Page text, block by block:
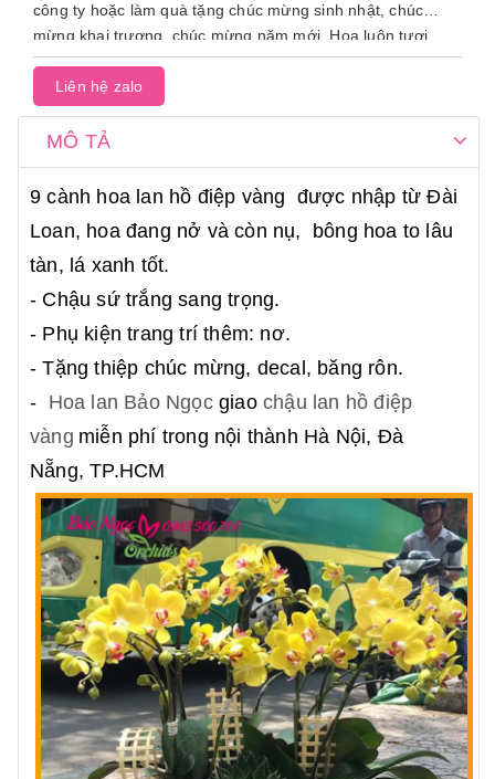
công ty hoặc làm quà tặng chúc mừng sinh nhật, chúc
mừng khai trương, chúc mừng năm mới. Hoa luôn tươi,
khỏe mạnh nên có thể sử dụng 4-6 tuần. Liên hệ với chúng
tôi để được tư vấn.
Liên hệ zalo
MÔ TẢ
9 cành hoa lan hồ điệp vàng được nhập từ Đài
Loan, hoa đang nở và còn nụ, bông hoa to lâu
tàn, lá xanh tốt.
- Chậu sứ trắng sang trọng.
- Phụ kiện trang trí thêm: nơ.
- Tặng thiệp chúc mừng, decal, băng rôn.
- Hoa lan Bảo Ngọcgiaochậu lan hồ điệp
vàng miễn phí trong nội thành Hà Nội, Đà
Nẵng, TP.HCM